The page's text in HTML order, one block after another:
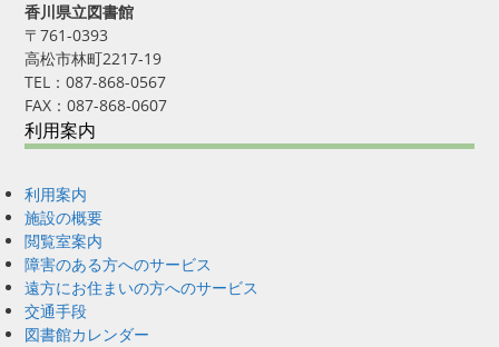
香川県立図書館
〒761-0393
高松市林町2217-19
TEL：087-868-0567
FAX：087-868-0607
利用案内
利用案内
施設の概要
閲覧室案内
障害のある方へのサービス
遠方にお住まいの方へのサービス
交通手段
図書館カレンダー